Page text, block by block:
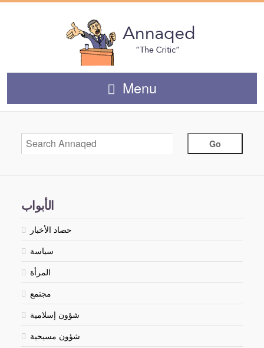
Menu
الأبواب
حصاد الأخبار
سياسة
المرأة
مجتمع
شؤون إسلامية
شؤون مسيحية